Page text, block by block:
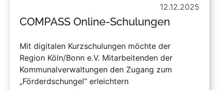
12.12.2025
COMPASS Online-Schulungen
Mit digitalen Kurzschulungen möchte der
Region Köln/Bonn e.V. Mitarbeitenden der
Kommunalverwaltungen den Zugang zum
„Förderdschungel“ erleichtern